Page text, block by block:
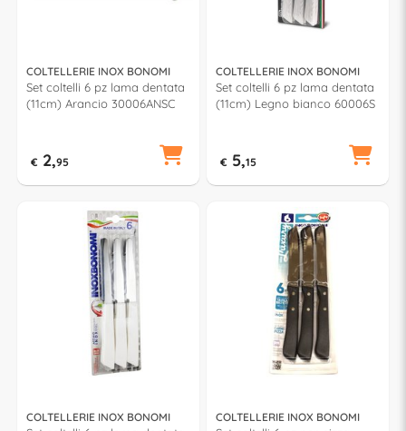
COLTELLERIE INOX BONOMI
Set coltelli 6 pz lama dentata
(11cm) Arancio 30006ANSC
€ 2,95
COLTELLERIE INOX BONOMI
Set coltelli 6 pz lama dentata
(11cm) Legno bianco 60006S
€ 5,15
COLTELLERIE INOX BONOMI COLTELLERIE INOX BONOMI